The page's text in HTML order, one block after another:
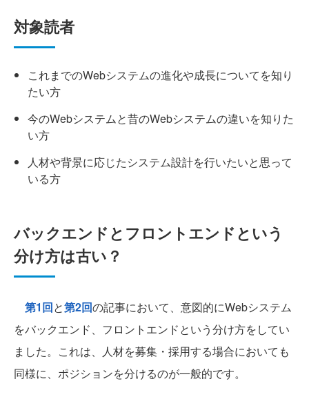
対象読者
これまでのWebシステムの進化や成長についてを知り
たい方
今のWebシステムと昔のWebシステムの違いを知りた
い方
人材や背景に応じたシステム設計を行いたいと思って
いる方
バックエンドとフロントエンドという
分け方は古い？
第1回と第2回の記事において、意図的にWebシステム
をバックエンド、フロントエンドという分け方をしてい
ました。これは、人材を募集・採用する場合においても
同様に、ポジションを分けるのが一般的です。